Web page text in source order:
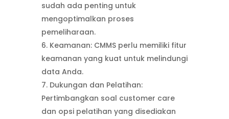
sudah ada penting untuk
mengoptimalkan proses
pemeliharaan.
Keamanan: CMMS perlu memiliki fitur
keamanan yang kuat untuk melindungi
data Anda.
Dukungan dan Pelatihan:
Pertimbangkan soal customer care
dan opsi pelatihan yang disediakan